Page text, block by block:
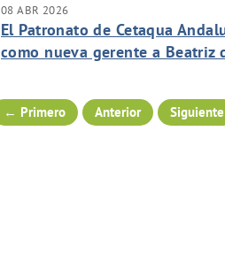
08 ABR 2026
El Patronato de Cetaqua
como nueva gerente a Beatriz
← Primero Anterior Siguiente